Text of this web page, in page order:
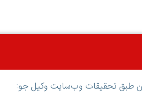
طبق تحقیقات وب‌سایت وکیل جو: